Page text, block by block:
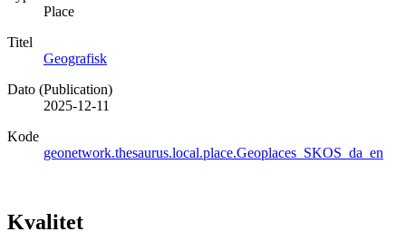
Place
Titel
Geografisk
Dato (Publication)
2025-12-11
Kode
geonetwork.thesaurus.local.place.Geoplaces_SKOS_da_en
Kvalitet